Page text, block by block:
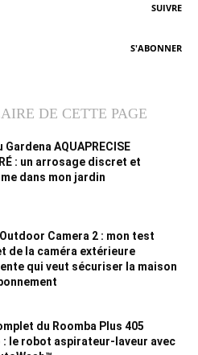
SUIVRE
S'ABONNER
DE CETTE PAGE
Gardena AQUAPRECISE
: un arrosage discret et
dans mon jardin
Camera 2 : mon test
de la caméra extérieure
qui veut sécuriser la maison
du Roomba Plus 405
: le robot aspirateur-laveur avec